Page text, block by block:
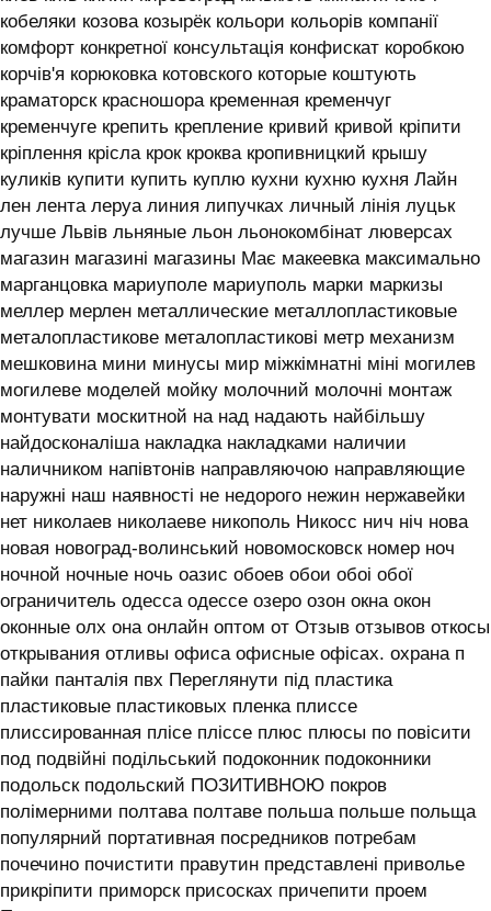
кобеляки козова козырёк кольори кольорів компанії
комфорт конкретної консультація конфискат коробкою
корчів'я корюковка котовского которые коштують
краматорск красношора кременная кременчуг
кременчуге крепить крепление кривий кривой кріпити
кріплення крісла крок кроква кропивницкий крышу
куликів купити купить куплю кухни кухню кухня ‎Лайн
лен лента леруа линия липучках личный лінія луцьк
лучше Львів льняные льон льонокомбінат люверсах
магазин магазині магазины Має макеевка максимально
марганцовка мариуполе мариуполь марки маркизы
меллер мерлен металлические металлопластиковые
металопластикове металопластикові метр механизм
мешковина мини минусы мир міжкімнатні міні могилев
могилеве моделей мойку молочний молочні монтаж
монтувати москитной на над надають найбільшу
найдосконаліша накладка накладками наличии
наличником напівтонів направляючою направляющие
наружні наш наявності не недорого нежин нержавейки
нет николаев николаеве никополь Никосс нич ніч нова
новая новоград-волинський новомосковск номер ноч
ночной ночные ночь оазис обоев обои обоі обої
ограничитель одесса одессе озеро озон окна окон
оконные олх она онлайн оптом от Отзыв отзывов откосы
открывания отливы офиса офисные офісах. охрана п
пайки панталія пвх Переглянути під пластика
пластиковые пластиковых пленка плиссе
плиссированная плісе пліссе плюс плюсы по повісити
под подвійні подільський подоконник подоконники
подольск подольский ПОЗИТИВНОЮ покров
полімерними полтава полтаве польша польше польща
популярний портативная посредников потребам
почечино почистити правутин представлені приволье
прикріпити приморск присосках причепити проем